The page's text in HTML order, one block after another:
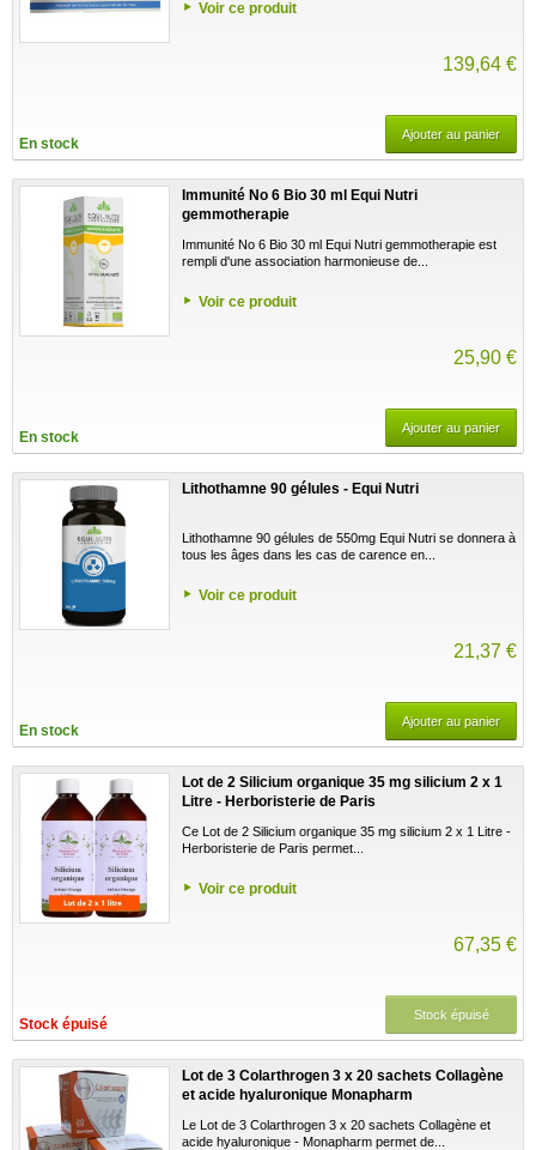
Voir ce produit
139,64 €
En stock
Ajouter au panier
Immunité No 6 Bio 30 ml Equi Nutri
gemmotherapie
Immunité No 6 Bio 30 ml Equi Nutri gemmotherapie est
rempli d'une association harmonieuse de...
Voir ce produit
25,90 €
En stock
Ajouter au panier
Lithothamne 90 gélules - Equi Nutri
Lithothamne 90 gélules de 550mg Equi Nutri se donnera à
tous les âges dans les cas de carence en...
Voir ce produit
21,37 €
En stock
Ajouter au panier
Lot de 2 Silicium organique 35 mg silicium 2 x 1
Litre - Herboristerie de Paris
Ce Lot de 2 Silicium organique 35 mg silicium 2 x 1 Litre -
Herboristerie de Paris permet...
Voir ce produit
67,35 €
Stock épuisé
Stock épuisé
Lot de 3 Colarthrogen 3 x 20 sachets Collagène
et acide hyaluronique Monapharm
Le Lot de 3 Colarthrogen 3 x 20 sachets Collagène et
acide hyaluronique - Monapharm permet de...